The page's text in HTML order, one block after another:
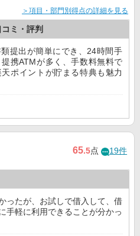
＞項目・部門別得点の詳細を見る
ミ・評判
提出が簡単にでき、24時間手
携ATMが多く、手数料無料で
ポイントが貯まる特典も魅力
65.5点 19件
ったが、お試しで借入して、借
手軽に利用できることが分かっ